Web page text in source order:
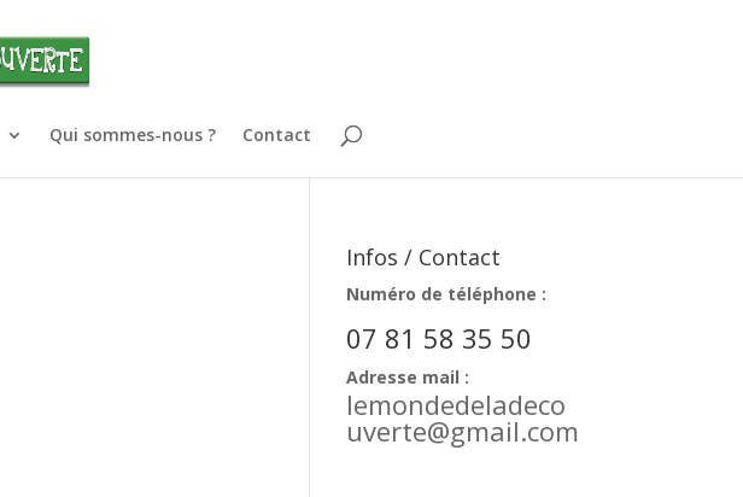
Qui sommes-nous ? Contact
Infos / Contact
Numéro de téléphone :
07 81 58 35 50
Adresse mail :
lemondedeladeco
uverte@gmail.com